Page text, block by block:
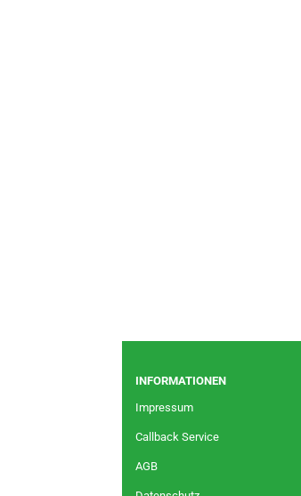
INFORMATIONEN
Impressum
Callback Service
AGB